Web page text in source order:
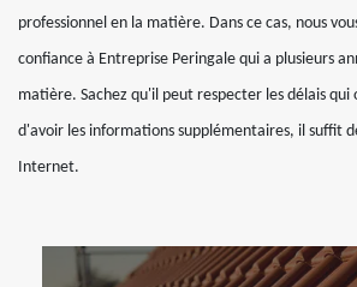
professionnel en la matière. Dans ce cas, nous
confiance à Entreprise Peringale qui a plusieurs
matière. Sachez qu'il peut respecter les délais
d'avoir les informations supplémentaires, il suffit
Internet.